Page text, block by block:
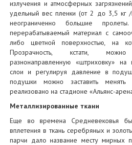
излучения и атмосферных
удельный вес пленки (от 2 до 3,5 кг /
неограниченно большие
перерабатываемый материал с
либо цветной поверхностью, на
Прозрачность, кстати,
разнонаправленную «штриховку»
слои и регулируя давление в
подушки можно заставить
реализовано на стадионе «Альянс-
Металлизированные ткани
Еще во времена Средневековья
вплетения в ткань серебряных и
парчи дало название месту мирных